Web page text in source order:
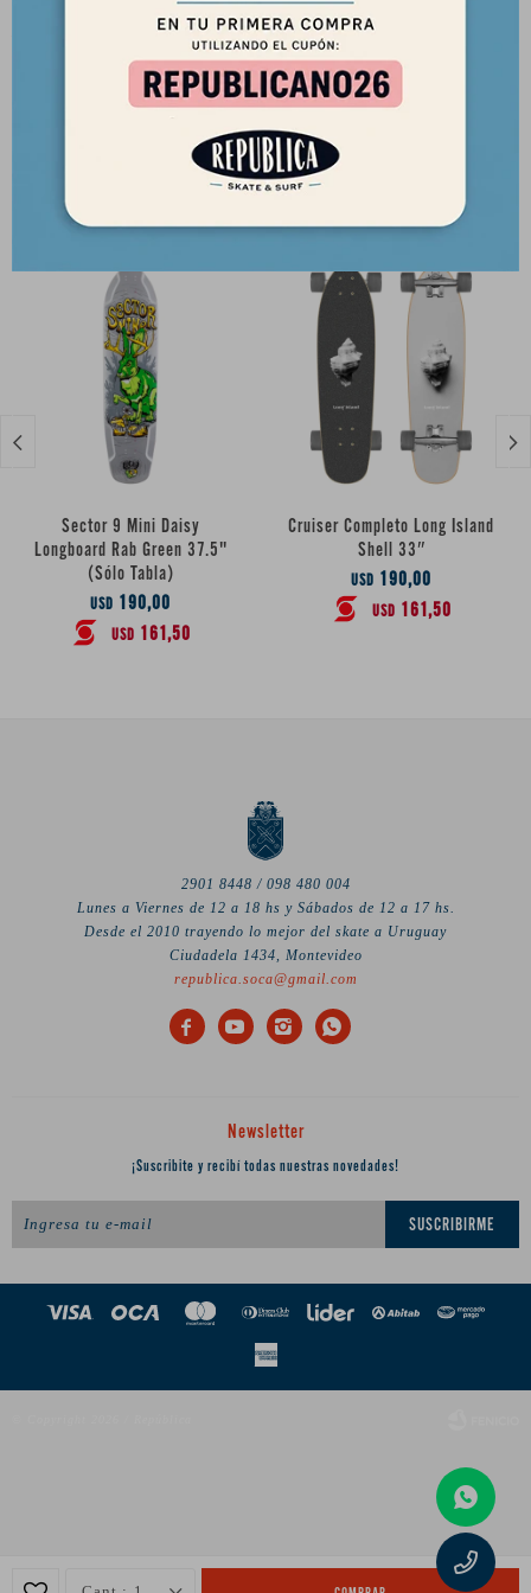
Distancia entre bases. 20'
Productos que te pueden interesar
Sector 9 Mini Daisy
Longboard Rab Green 37.5"
(Sólo Tabla)
USD 190,00
USD 161,50
Cruiser Completo Long Island
Shell 33″
USD 190,00
USD 161,50
 
2901 8448 / 098 480 004
Lunes a Viernes de 12 a 18 hs y Sábados de 12 a 17 hs.
Desde el 2010 trayendo lo mejor del skate a Uruguay
Ciudadela 1434, Montevideo
republica.soca@gmail.com
   
Newsletter
¡Suscribite y recibí todas nuestras novedades!
SUSCRIBIRME